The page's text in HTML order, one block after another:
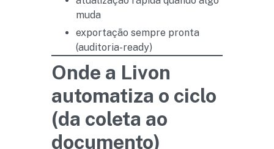
muda
exportação sempre pronta
(auditoria-ready)
Onde a Livon
automatiza o ciclo
(da coleta ao
documento)